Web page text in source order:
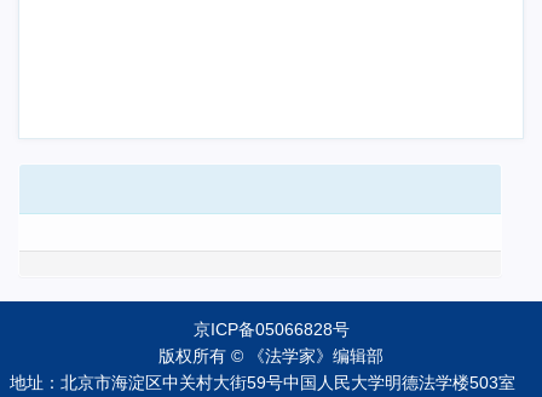
京ICP备05066828号
版权所有 © 《法学家》编辑部
地址：北京市海淀区中关村大街59号中国人民大学明德法学楼503室